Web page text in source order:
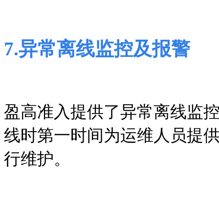
7.异常离线监控及报警
盈高准入提供了异常离线监
线时第一时间为运维人员提
行维护。